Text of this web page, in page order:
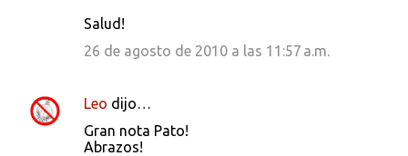
Salud!
26 de agosto de 2010 a las 11:57 a.m.
Leo dijo…
Gran nota Pato!
Abrazos!